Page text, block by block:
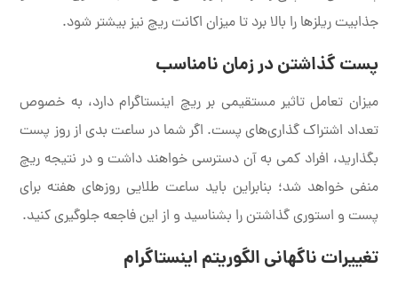
جذابیت ریلزها را بالا برد تا میزان اکانت ریچ نیز بیشتر شود.
پست گذاشتن در زمان نامناسب
میزان تعامل تاثیر مستقیمی بر ریچ اینستاگرام دارد، به خصوص
تعداد اشتراک گذاری‌های پست. اگر شما در ساعت بدی از روز پست
بگذارید، افراد کمی به آن دسترسی خواهند داشت و در نتیجه ریچ
منفی خواهد شد؛ بنابراین باید ساعت طلایی روزهای هفته برای
پست و استوری گذاشتن را بشناسید و از این فاجعه جلوگیری کنید.
تغییرات ناگهانی الگوریتم اینستاگرام